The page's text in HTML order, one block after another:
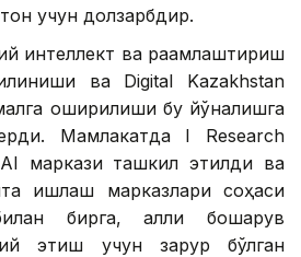
учун долзарбдир.
интеллект ва рақамлаштириш
ва Digital Kazakhstan
оширилиши бу йўналишга
Мамлакатда I Research
маркази ташкил этилди ва
ишлаш марказлари соҳаси
бирга, ақлли бошқарув
этиш учун зарур бўлган